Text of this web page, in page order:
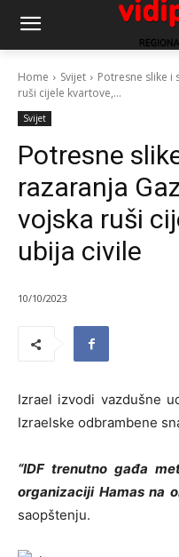
Home Svijet
Potresne slike i
ruši cijele kvartove,...
Svijet
Potresne
razaranja
vojska ruši
ubija civile
10/10/2023
Izrael izvodi vazdušne
Izraelske odbrambene
“IDF trenutno gađa
organizaciji Hamas na
saopštenju.